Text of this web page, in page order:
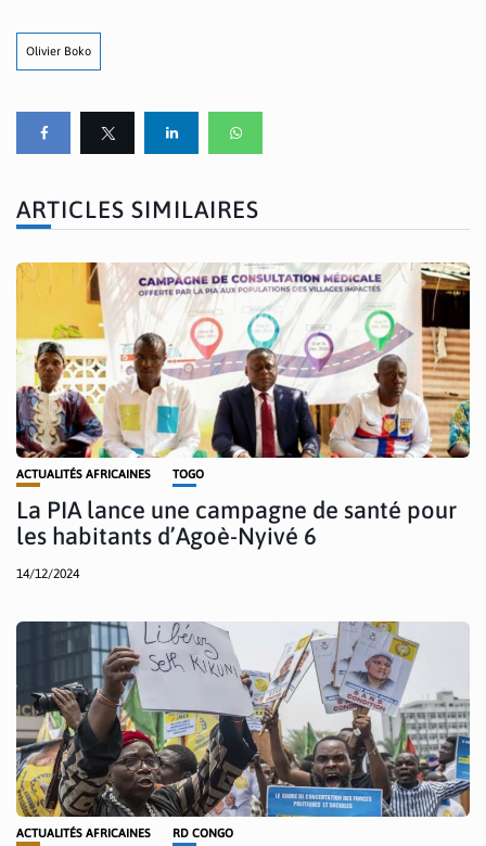
Olivier Boko
ARTICLES SIMILAIRES
ACTUALITÉS AFRICAINES TOGO
La PIA lance une campagne de santé pour
les habitants d’Agoè-Nyivé 6
14/12/2024
ACTUALITÉS AFRICAINES RD CONGO